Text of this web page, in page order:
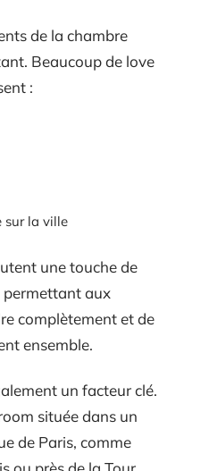
de la chambre
Beaucoup de love
:
sur la ville
une touche de
permettant aux
complètement et de
ensemble.
un facteur clé.
située dans un
de Paris, comme